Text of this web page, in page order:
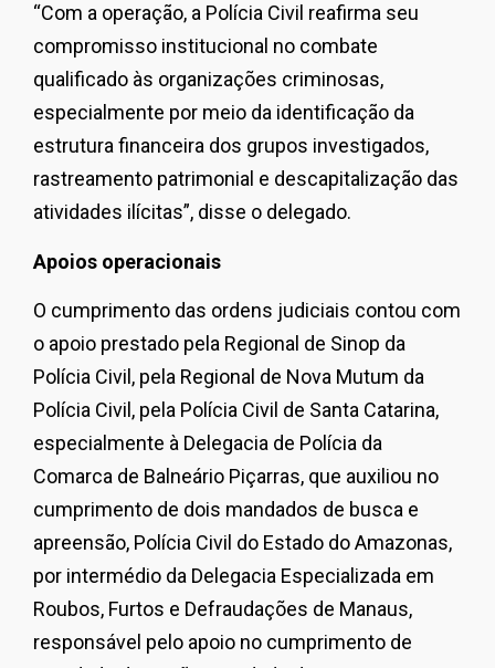
“Com a operação, a Polícia Civil reafirma seu
compromisso institucional no combate
qualificado às organizações criminosas,
especialmente por meio da identificação da
estrutura financeira dos grupos investigados,
rastreamento patrimonial e descapitalização das
atividades ilícitas”, disse o delegado.
Apoios operacionais
O cumprimento das ordens judiciais contou com
o apoio prestado pela Regional de Sinop da
Polícia Civil, pela Regional de Nova Mutum da
Polícia Civil, pela Polícia Civil de Santa Catarina,
especialmente à Delegacia de Polícia da
Comarca de Balneário Piçarras, que auxiliou no
cumprimento de dois mandados de busca e
apreensão, Polícia Civil do Estado do Amazonas,
por intermédio da Delegacia Especializada em
Roubos, Furtos e Defraudações de Manaus,
responsável pelo apoio no cumprimento de